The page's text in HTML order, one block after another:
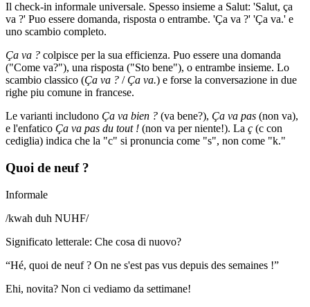
Il check-in informale universale. Spesso insieme a Salut: 'Salut, ça
va ?' Puo essere domanda, risposta o entrambe. 'Ça va ?' 'Ça va.' e
uno scambio completo.
Ça va ? colpisce per la sua efficienza. Puo essere una domanda
("Come va?"), una risposta ("Sto bene"), o entrambe insieme. Lo
scambio classico (Ça va ? / Ça va.) e forse la conversazione in due
righe piu comune in francese.
Le varianti includono Ça va bien ? (va bene?), Ça va pas (non va),
e l'enfatico Ça va pas du tout ! (non va per niente!). La ç (c con
cediglia) indica che la "c" si pronuncia come "s", non come "k."
Quoi de neuf ?
Informale
/kwah duh NUHF/
Significato letterale: Che cosa di nuovo?
“Hé, quoi de neuf ? On ne s'est pas vus depuis des semaines !”
Ehi, novita? Non ci vediamo da settimane!